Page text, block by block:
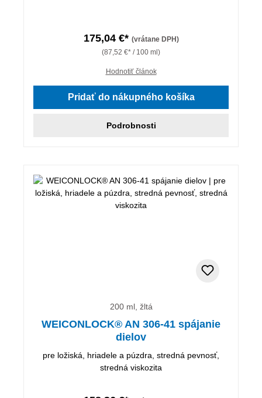
175,04 €* (vrátane DPH)
(87,52 €* / 100 ml)
Hodnotiť článok
Pridať do nákupného košíka
Podrobnosti
200 ml, žltá
WEICONLOCK® AN 306-41 spájanie
dielov
pre ložiská, hriadele a púzdra, stredná pevnosť,
stredná viskozita